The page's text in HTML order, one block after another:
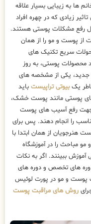
ها به زیبایی بسیار علاقه
زیادی که در چهره افراد
رفع مشکلات پوستی هستند.
از پوست و مو را از همان
سریع تکنیک ‌های
محصولات پوستی، به روز
جدید، یکی از مشخصه های
یکبیوتی تراپیست باید
های پوستی مانند پوست خشک،
رفع آسیب های پوست
را انجام دهند. پس برای
هنرجویان از همان ابتدا با
مباحث را در آموزشگاه
ببینند. اگر به نکات
های تخصص و دوره های
پوست و مو در پورت لوئیس
روش های مراقبت پوست